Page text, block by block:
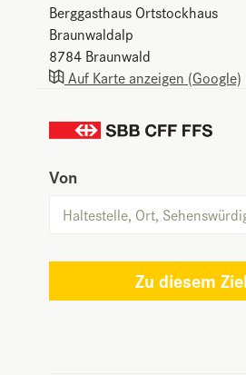
Berggasthaus Ortstockhaus
Braunwaldalp
8784 Braunwald
Auf Karte anzeigen (Google)
Von
Zu diesem